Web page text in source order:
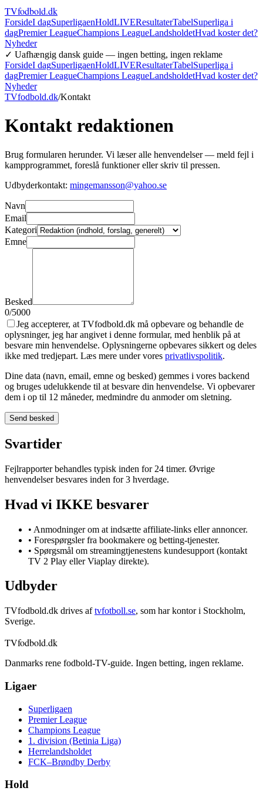
TVfodbold.dk
ForsideI dagSuperligaenHoldLIVEResultaterTabelSuperliga i
dagPremier LeagueChampions LeagueLandsholdetHvad koster det?
Nyheder
✓ Uafhængig dansk guide — ingen betting, ingen reklame
ForsideI dagSuperligaenHoldLIVEResultaterTabelSuperliga i
dagPremier LeagueChampions LeagueLandsholdetHvad koster det?
Nyheder
TVfodbold.dk/Kontakt
Kontakt redaktionen
Brug formularen herunder. Vi læser alle henvendelser — meld fejl i
kampprogrammet, foreslå funktioner eller skriv til pressen.
Udbyderkontakt: mingemansson@yahoo.se
Navn
Email
Kategori
Emne
Besked
0/5000
Jeg accepterer, at TVfodbold.dk må opbevare og behandle de
oplysninger, jeg har angivet i denne formular, med henblik på at
besvare min henvendelse. Oplysningerne opbevares sikkert og deles
ikke med tredjepart. Læs mere under vores privatlivspolitik.
Dine data (navn, email, emne og besked) gemmes i vores backend
og bruges udelukkende til at besvare din henvendelse. Vi opbevarer
dem i op til 12 måneder, medmindre du anmoder om sletning.
Send besked
Svartider
Fejlrapporter behandles typisk inden for 24 timer. Øvrige
henvendelser besvares inden for 3 hverdage.
Hvad vi IKKE besvarer
• Anmodninger om at indsætte affiliate-links eller annoncer.
• Forespørgsler fra bookmakere og betting-tjenester.
• Spørgsmål om streamingtjenestens kundesupport (kontakt
TV 2 Play eller Viaplay direkte).
Udbyder
TVfodbold.dk drives aftvfotboll.se, som har kontor i Stockholm,
Sverige.
TVfodbold.dk
Danmarks rene fodbold-TV-guide. Ingen betting, ingen reklame.
Ligaer
Superligaen
Premier League
Champions League
1. division (Betinia Liga)
Herrelandsholdet
FCK–Brøndby Derby
Hold